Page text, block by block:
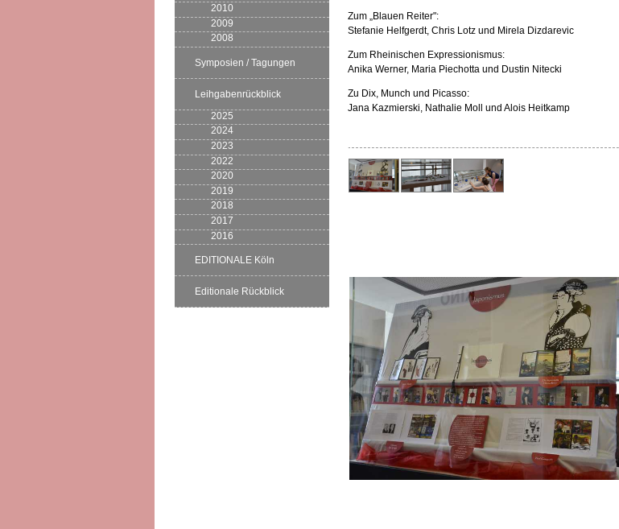
2010
2009
2008
Symposien / Tagungen
Leihgabenrückblick
2025
2024
2023
2022
2020
2019
2018
2017
2016
EDITIONALE Köln
Editionale Rückblick
Zum „Blauen Reiter":
Stefanie Helfgerdt, Chris Lotz und Mirela Dizdarevic
Zum Rheinischen Expressionismus:
Anika Werner, Maria Piechotta und Dustin Nitecki
Zu Dix, Munch und Picasso:
Jana Kazmierski, Nathalie Moll und Alois Heitkamp